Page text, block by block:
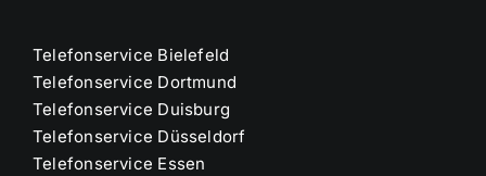
Telefonservice Bielefeld
Telefonservice Dortmund
Telefonservice Duisburg
Telefonservice Düsseldorf
Telefonservice Essen